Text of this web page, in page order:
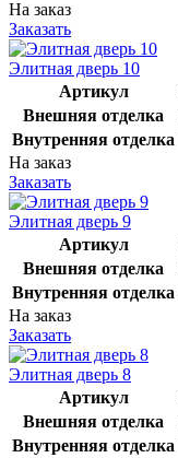
На заказ
Заказать
Элитная дверь 10
Артикул
Внешняя отделка
Внутренняя отделка
На заказ
Заказать
Элитная дверь 9
Артикул
Внешняя отделка
Внутренняя отделка
На заказ
Заказать
Элитная дверь 8
Артикул
Внешняя отделка
Внутренняя отделка